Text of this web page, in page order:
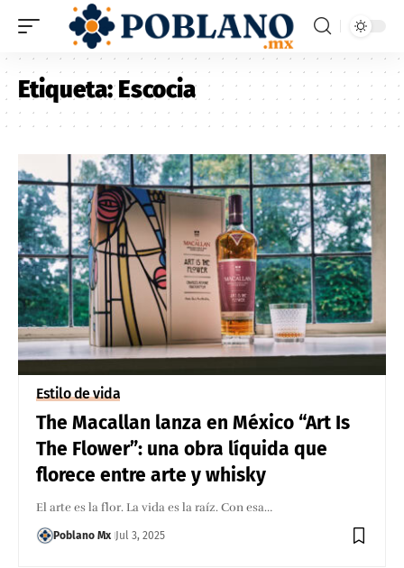
Etiqueta:Escocia
Estilo de vida
The Macallan lanza en México “Art Is
The Flower”: una obra líquida que
florece entre arte y whisky
El arte es la flor. La vida es la raíz. Con esa…
Poblano Mx Jul 3, 2025